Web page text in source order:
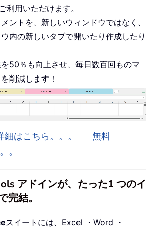
利用いただけます。
ントを、新しいウィンドウではなく、
内の新しいタブで開いたり作成したり
50％も向上させ、毎日数百回ものマ
削減します！
はこちら。。。
無料
。
アドインが、たった1 つのイ
完結。
スイートには、Excel ・Word ・